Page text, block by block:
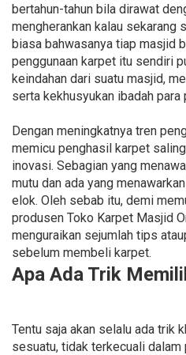
bertahun-tahun bila dirawat
mengherankan kalau sekarang
biasa bahwasanya tiap masjid
penggunaan karpet itu sendiri
keindahan dari suatu masjid,
serta kekhusyukan ibadah para
Dengan meningkatnya tren
memicu penghasil karpet
inovasi. Sebagian yang
mutu dan ada yang
elok. Oleh sebab itu, demi
produsen Toko Karpet Masjid
menguraikan sejumlah tips
sebelum membeli karpet.
Apa Ada Trik
Tentu saja akan selalu ada trik
sesuatu, tidak terkecuali